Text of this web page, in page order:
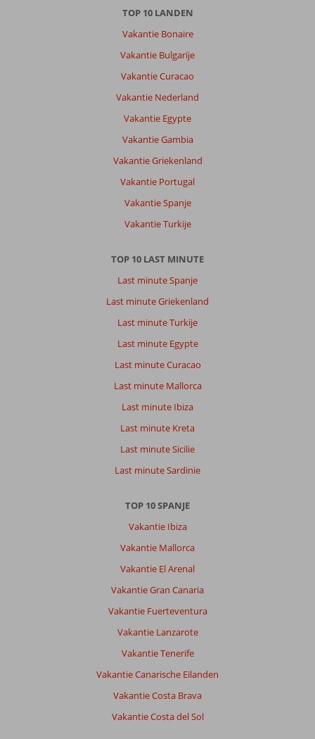
TOP 10 LANDEN
Vakantie Bonaire
Vakantie Bulgarije
Vakantie Curacao
Vakantie Nederland
Vakantie Egypte
Vakantie Gambia
Vakantie Griekenland
Vakantie Portugal
Vakantie Spanje
Vakantie Turkije
TOP 10 LAST MINUTE
Last minute Spanje
Last minute Griekenland
Last minute Turkije
Last minute Egypte
Last minute Curacao
Last minute Mallorca
Last minute Ibiza
Last minute Kreta
Last minute Sicilie
Last minute Sardinie
TOP 10 SPANJE
Vakantie Ibiza
Vakantie Mallorca
Vakantie El Arenal
Vakantie Gran Canaria
Vakantie Fuerteventura
Vakantie Lanzarote
Vakantie Tenerife
Vakantie Canarische Eilanden
Vakantie Costa Brava
Vakantie Costa del Sol